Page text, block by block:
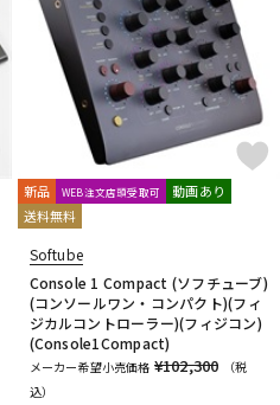
ヴィンテージ
HERCULES
ICON
Ikebe Original
Acoustics
INTERNET
KENTON
Kikutani
LEWITT Lexicon
Lynx
MIDIPLUS
Native Instruments
NOVATION Nugen Audio
PG Music
Pitch Innovations
Positive Grid
PreSonus
Prominy
新品 WEB注文店頭受取可
動画あり
送料無料
Softube
Console 1 Compact (ソフチューブ)
(コンソールワン・コンパクト)(フィ
ジカルコントローラー)(フィジコン)
(Console1Compact)
メーカー希望小売価格 ¥102,300
（税
込）